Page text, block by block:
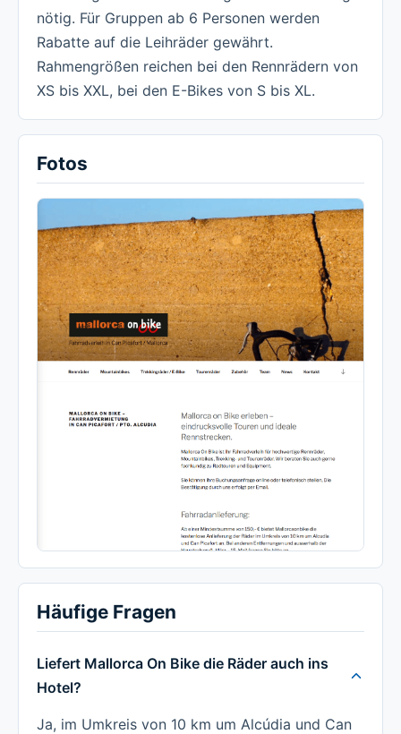
nötig. Für Gruppen ab 6 Personen werden
Rabatte auf die Leihräder gewährt.
Rahmengrößen reichen bei den Rennrädern von
XS bis XXL, bei den E-Bikes von S bis XL.
Fotos
Häufige Fragen
Liefert Mallorca On Bike die Räder auch ins
Hotel?
Ja, im Umkreis von 10 km um Alcúdia und Can